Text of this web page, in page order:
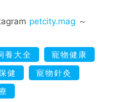
petcity.mag ～
大全
寵物健康
健
寵物針灸